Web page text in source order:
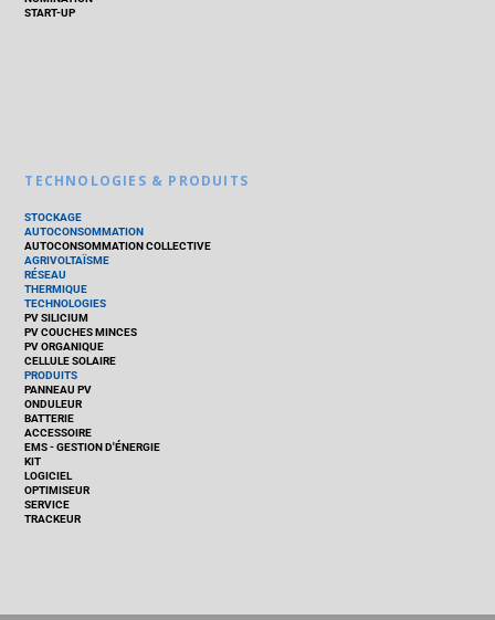
START-UP
TECHNOLOGIES & PRODUITS
STOCKAGE
AUTOCONSOMMATION
AUTOCONSOMMATION COLLECTIVE
AGRIVOLTAÏSME
RÉSEAU
THERMIQUE
TECHNOLOGIES
PV SILICIUM
PV COUCHES MINCES
PV ORGANIQUE
CELLULE SOLAIRE
PRODUITS
PANNEAU PV
ONDULEUR
BATTERIE
ACCESSOIRE
EMS - GESTION D'ÉNERGIE
KIT
LOGICIEL
OPTIMISEUR
SERVICE
TRACKEUR